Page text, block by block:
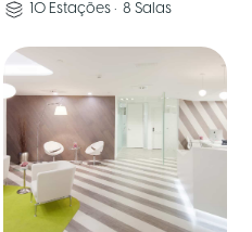
10 Estações •8 Salas